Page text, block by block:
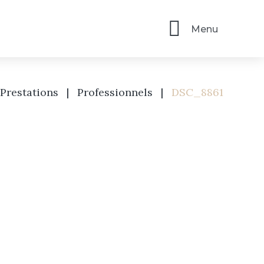
Menu
Prestations | Professionnels | DSC_8861